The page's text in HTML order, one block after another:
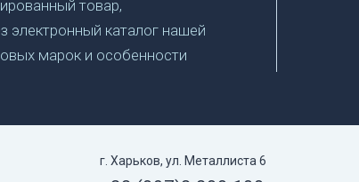
товар,
электронный каталог нашей
марок и особенности
в этой категории,г. Харьков, ул. Металлиста 6